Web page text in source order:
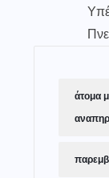
άτομα